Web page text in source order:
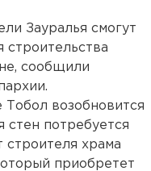
Зауралья смогут
строительства
сообщили
возобновится
стен потребуется
строителя храма
приобретет